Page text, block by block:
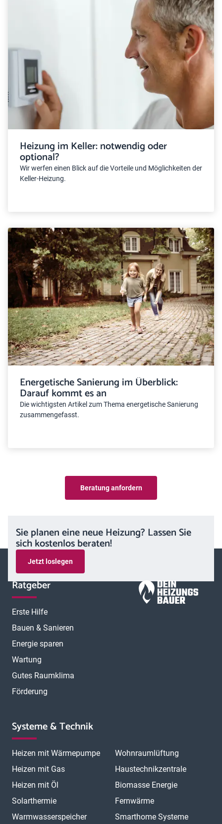
Heizung im Keller: notwendig oder
optional?
Wir werfen einen Blick auf die Vorteile und Möglichkeiten der
Keller-Heizung.
Energetische Sanierung im Überblick:
Darauf kommt es an
Die wichtigsten Artikel zum Thema energetische Sanierung
zusammengefasst.
Beratung anfordern
Sie planen eine neue Heizung? Lassen Sie
sich kostenlos beraten!
Jetzt loslegen
Ratgeber
Erste Hilfe
Bauen & Sanieren
Energie sparen
Wartung
Gutes Raumklima
Förderung
Systeme & Technik
Heizen mit Wärmepumpe
Heizen mit Gas
Heizen mit Öl
Solarthermie
Warmwasserspeicher
Wohnraumlüftung
Haustechnikzentrale
Biomasse Energie
Fernwärme
Smarthome Systeme